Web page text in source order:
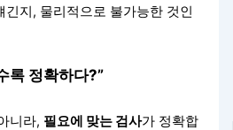
지, 물리적으로 불가능한 것인
록 정확하다?”
니라, 필요에 맞는 검사가 정확합